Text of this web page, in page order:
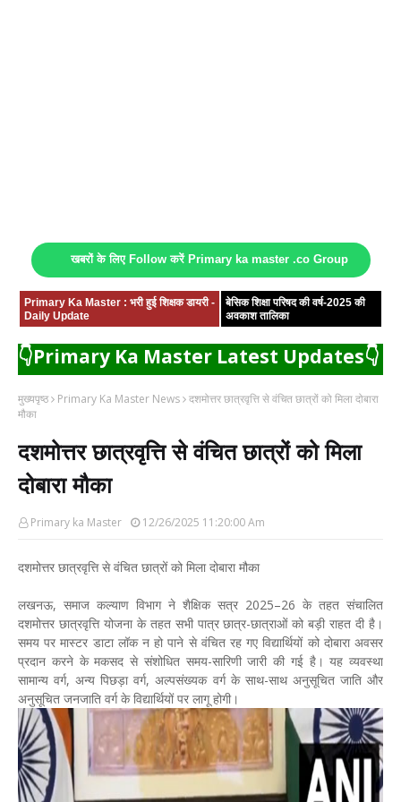
खबरों के लिए Follow करें Primary ka master .co Group
Primary Ka Master : भरी हुई शिक्षक डायरी -
Daily Update
बेसिक शिक्षा परिषद की वर्ष-2025 की
अवकाश तालिका
👇Primary Ka Master Latest Updates👇
मुख्यपृष्ठ Primary Ka Master News दशमोत्तर छात्रवृत्ति से वंचित छात्रों को मिला दोबारा
मौका
दशमोत्तर छात्रवृत्ति से वंचित छात्रों को मिला
दोबारा मौका
Primary ka Master 12/26/2025 11:20:00 Am
दशमोत्तर छात्रवृत्ति से वंचित छात्रों को मिला दोबारा मौका
लखनऊ, समाज कल्याण विभाग ने शैक्षिक सत्र 2025–26 के तहत संचालित
दशमोत्तर छात्रवृत्ति योजना के तहत सभी पात्र छात्र-छात्राओं को बड़ी राहत दी है।
समय पर मास्टर डाटा लॉक न हो पाने से वंचित रह गए विद्यार्थियों को दोबारा अवसर
प्रदान करने के मकसद से संशोधित समय-सारिणी जारी की गई है। यह व्यवस्था
सामान्य वर्ग, अन्य पिछड़ा वर्ग, अल्पसंख्यक वर्ग के साथ-साथ अनुसूचित जाति और
अनुसूचित जनजाति वर्ग के विद्यार्थियों पर लागू होगी।